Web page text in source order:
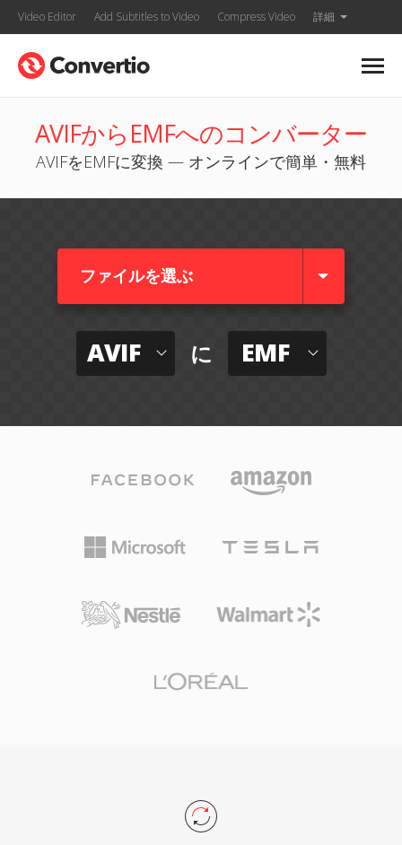
Video Editor Add Subtitles to Video Compress Video 詳細
AVIFからEMFへのコンバーター
AVIFをEMFに変換 — オンラインで簡単・無料
ファイルを選ぶ
AVIF に EMF